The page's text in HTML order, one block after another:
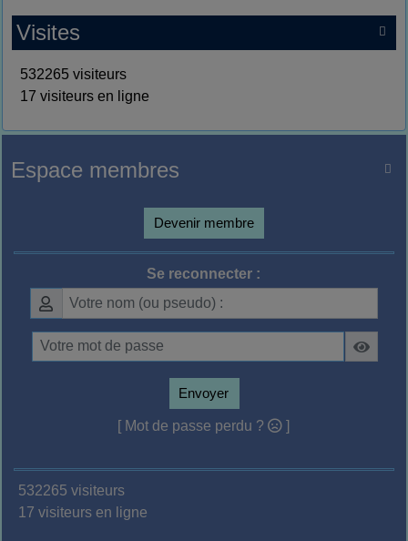

Visites
532265 visiteurs
17 visiteurs en ligne

Espace membres
Devenir membre
Se reconnecter :
Envoyer
[ Mot de passe perdu ? ]
532265 visiteurs
17 visiteurs en ligne